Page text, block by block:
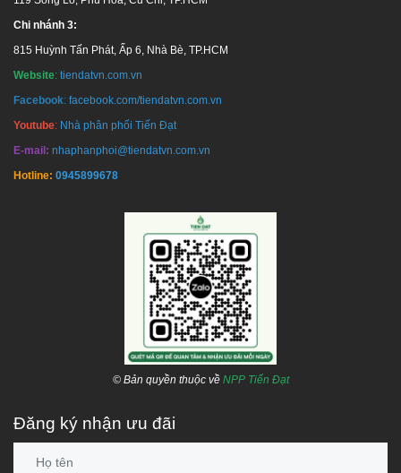
Chi nhánh 3:
815 Huỳnh Tấn Phát, Ấp 6, Nhà Bè, TP.HCM
Website: tiendatvn.com.vn
Facebook: facebook.com/tiendatvn.com.vn
Youtube: Nhà phân phối Tiến Đạt
E-mail: nhaphanphoi@tiendatvn.com.vn
Hotline: 0945899678
© Bản quyền thuộc về NPP Tiến Đạt
Đăng ký nhận ưu đãi